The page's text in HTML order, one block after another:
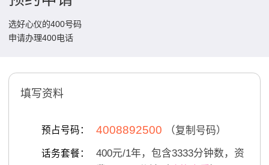
选好心仪的400号码
申请办理400电话
填写资料
预占号码： 4008892500 （复制号码）
话务套餐： 400元/1年，包含3333分钟数，资